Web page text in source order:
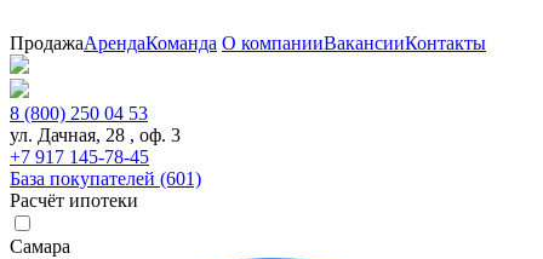
ПродажаАрендаКоманда О компанииВакансииКонтакты
8 (800) 250 04 53
ул. Дачная, 28 , оф. 3
+7 917 145-78-45
База покупателей (601)
Расчёт ипотеки
Самара